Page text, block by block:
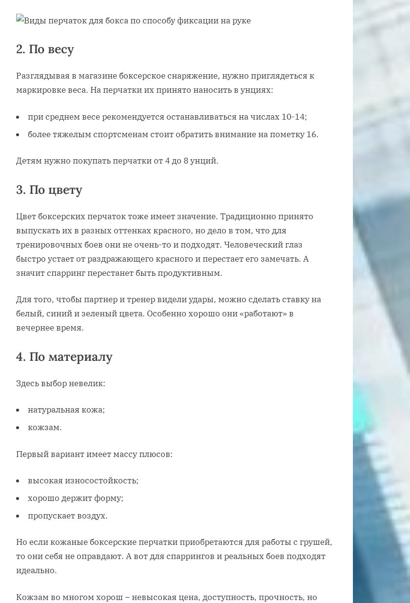
2. По весу
Разглядывая в магазине боксерское снаряжение, нужно приглядеться к
маркировке веса. На перчатки их принято наносить в унциях:
при среднем весе рекомендуется останавливаться на числах 10-14;
более тяжелым спортсменам стоит обратить внимание на пометку 16.
Детям нужно покупать перчатки от 4 до 8 унций.
3. По цвету
Цвет боксерских перчаток тоже имеет значение. Традиционно принято
выпускать их в разных оттенках красного, но дело в том, что для
тренировочных боев они не очень-то и подходят. Человеческий глаз
быстро устает от раздражающего красного и перестает его замечать. А
значит спарринг перестанет быть продуктивным.
Для того, чтобы партнер и тренер видели удары, можно сделать ставку на
белый, синий и зеленый цвета. Особенно хорошо они «работают» в
вечернее время.
4. По материалу
Здесь выбор невелик:
натуральная кожа;
кожзам.
Первый вариант имеет массу плюсов:
высокая износостойкость;
хорошо держит форму;
пропускает воздух.
Но если кожаные боксерские перчатки приобретаются для работы с грушей,
то они себя не оправдают. А вот для спаррингов и реальных боев подходят
идеально.
Кожзам во многом хорош – невысокая цена, доступность, прочность, но